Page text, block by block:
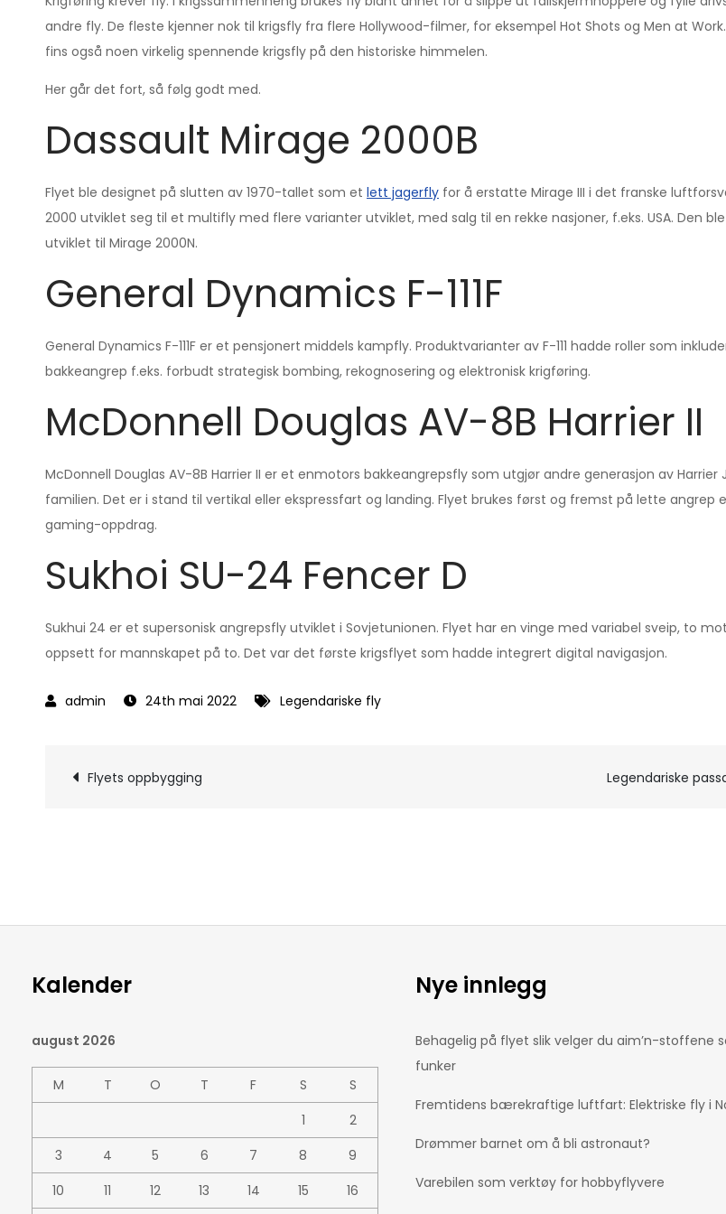
andre fly. De fleste kjenner nok til krigsfly fra flere Hollywood-filmer, for eksempel Hot Shots og Men at
fins også noen virkelig spennende krigsfly på den historiske himmelen.
Her går det fort, så følg godt med.
Dassault Mirage 2000B
Flyet ble designet på slutten av 1970-tallet som et lett jagerfly for å erstatte Mirage III i det franske
2000 utviklet seg til et multifly med flere varianter utviklet, med salg til en rekke nasjoner, f.eks. USA. Den
utviklet til Mirage 2000N.
General Dynamics F-111F
General Dynamics F-111F er et pensjonert middels kampfly. Produktvarianter av F-111 hadde roller som
bakkeangrep f.eks. forbudt strategisk bombing, rekognosering og elektronisk krigføring.
McDonnell Douglas AV-8B Harrier II
McDonnell Douglas AV-8B Harrier II er et enmotors bakkeangrepsfly som utgjør andre generasjon av Harrier
familien. Det er i stand til vertikal eller ekspressfart og landing. Flyet brukes først og fremst på lette angrep
gaming-oppdrag.
Sukhoi SU-24 Fencer D
Sukhui 24 er et supersonisk angrepsfly utviklet i Sovjetunionen. Flyet har en vinge med variabel sveip, to
oppsett for mannskapet på to. Det var det første krigsflyet som hadde integrert digital navigasjon.
24th mai 2022 Legendariske fly
Innleggsnavigering
Flyets oppbygging Legendariske
Kalender
august 2026
M T O T F S
S
1
2
3
4 5 6 7 8
9
10
11 12 13 14 15 16
Nye innlegg
Behagelig på flyet slik velger du aim’n-stoffene
funker
Fremtidens bærekraftige luftfart: Elektriske fly i
Drømmer barnet om å bli astronaut?
Varebilen som verktøy for hobbyflyvere